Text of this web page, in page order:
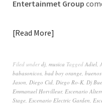
Entertainmet Group
Read More
Filed underdj, musica Tagged Adiel,
babasonicos, bad boy orange,
Jason, Diego Cid, Diego Ro-K, Dj
Emmanuel Horvilleur, Escenario
Stage, Escenario Electric Garden,